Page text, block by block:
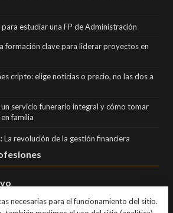
estudiar una FP de Administración
formación clave para liderar proyectos en
cripto: elige noticias o precio, no las dos a
servicio funerario integral y cómo tomar
familia
La revolución de la gestión financiera
necesarias para el funcionamiento del sitio.